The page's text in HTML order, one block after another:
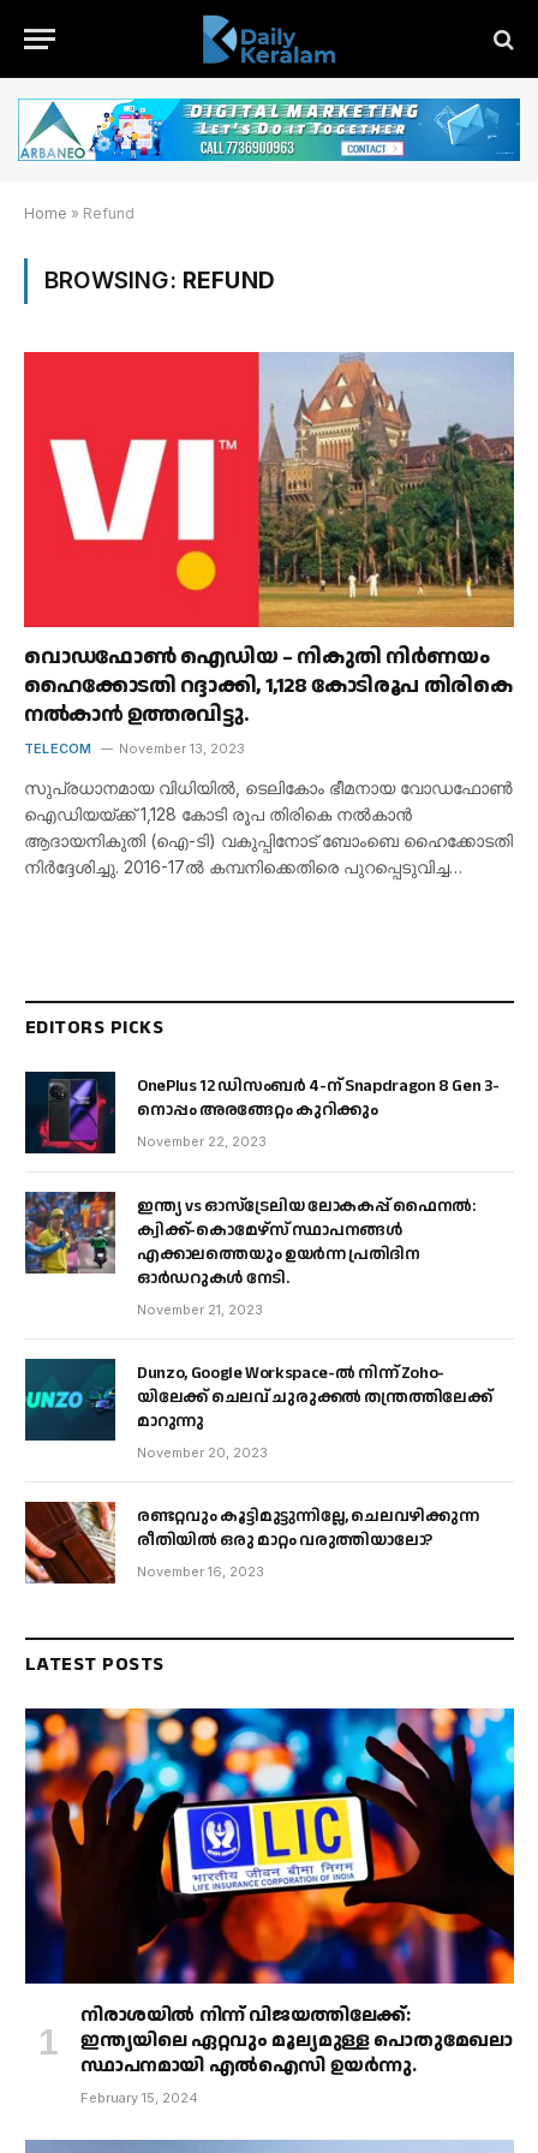
Home » Refund
BROWSING: REFUND
വൊഡഫോൺ ഐഡിയ – നികുതി നിർണയം
ഹൈക്കോടതി റദ്ദാക്കി, 1,128 കോടിരൂപ തിരികെ
നൽകാൻ ഉത്തരവിട്ടു.
TELECOM November 13, 2023
സുപ്രധാനമായ വിധിയിൽ, ടെലികോം ഭീമനായ വോഡഫോൺ
ഐഡിയയ്ക്ക് 1,128 കോടി രൂപ തിരികെ നൽകാൻ
ആദായനികുതി (ഐ-ടി) വകുപ്പിനോട് ബോംബെ ഹൈക്കോടതി
നിർദ്ദേശിച്ചു. 2016-17ൽ കമ്പനിക്കെതിരെ പുറപ്പെടുവിച്ച…
EDITORS PICKS
OnePlus 12 ഡിസംബർ 4-ന് Snapdragon 8 Gen 3-
നൊപ്പം അരങ്ങേറ്റം കുറിക്കും
November 22, 2023
ഇന്ത്യ vs ഓസ്‌ട്രേലിയ ലോകകപ്പ് ഫൈനൽ:
ക്വിക്ക്-കൊമേഴ്‌സ് സ്ഥാപനങ്ങൾ
എക്കാലത്തെയും ഉയർന്ന പ്രതിദിന
ഓർഡറുകൾ നേടി.
November 21, 2023
Dunzo, Google Workspace-ൽ നിന്ന് Zoho-
യിലേക്ക് ചെലവ് ചുരുക്കൽ തന്ത്രത്തിലേക്ക്
മാറുന്നു
November 20, 2023
രണ്ടറ്റവും കൂട്ടിമുട്ടുന്നില്ലേ, ചെലവഴിക്കുന്ന
രീതിയിൽ ഒരു മാറ്റം വരുത്തിയാലോ?
November 16, 2023
LATEST POSTS
നിരാശയിൽ നിന്ന് വിജയത്തിലേക്ക്:
ഇന്ത്യയിലെ ഏറ്റവും മൂല്യമുള്ള പൊതുമേഖലാ
സ്ഥാപനമായി എൽഐസി ഉയർന്നു.
February 15, 2024